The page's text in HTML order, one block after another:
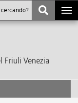
Venezia